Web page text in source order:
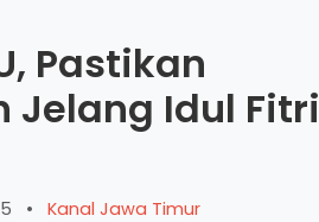
Pastikan
Jelang Idul Fitri
• Kanal Jawa Timur